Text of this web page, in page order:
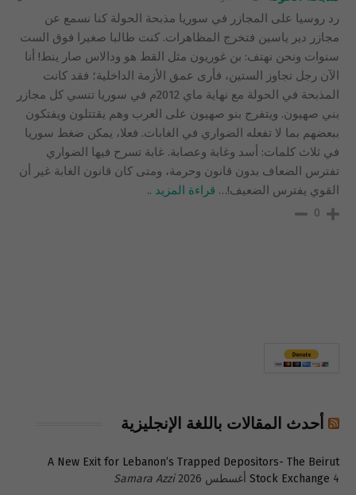
رد روسيا على المجازر في سوريا مذبحة الحولة كنا نسمع عن
مجازر دير ياسين فتخرج المظاهرات. كنت طالبا صغيرا فوق الست
سنوات ونحن نهتف: بن غوريون مثل القط هو ودالاس صار ينط! أنا
الآن رجل تجاوز الستين، فأرى عمق الأزمة الداخلية؛ فقد كانت
المذبحة في الحولة مع نهاية ماي 2012م في سوريا تنسي كل مجازر
بني صهيون. ويتفرج بنو صهيون على العرب وهم يقتتلون ويفتكون
ببعضهم بما لا تفعله الضواري في الغابات. فعلا، يمكن ضغط سوريا
في ثلاث كلمات: أسد وغابة وعصابة. غابة تسرح فيها الضواري
تفترس الضعاف بدون قانون وحرمة، ومتى كان قانون الغابة غير أن
القوي يفترس الضعيف!… قراءة المزيد ..
0
أحدث المقالات باللغة الإنجليزية
A New Exit for Lebanon’s Trapped Depositors- The Beirut
Stock Exchange 4 أغسطس 2026
Samara Azzi